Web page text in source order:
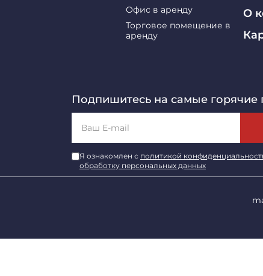
Офис в аренду
Торговое помещение в
аренду
О
Подпишитесь на самые горячие
Я ознакомлен с политикой
обработку персональных данных